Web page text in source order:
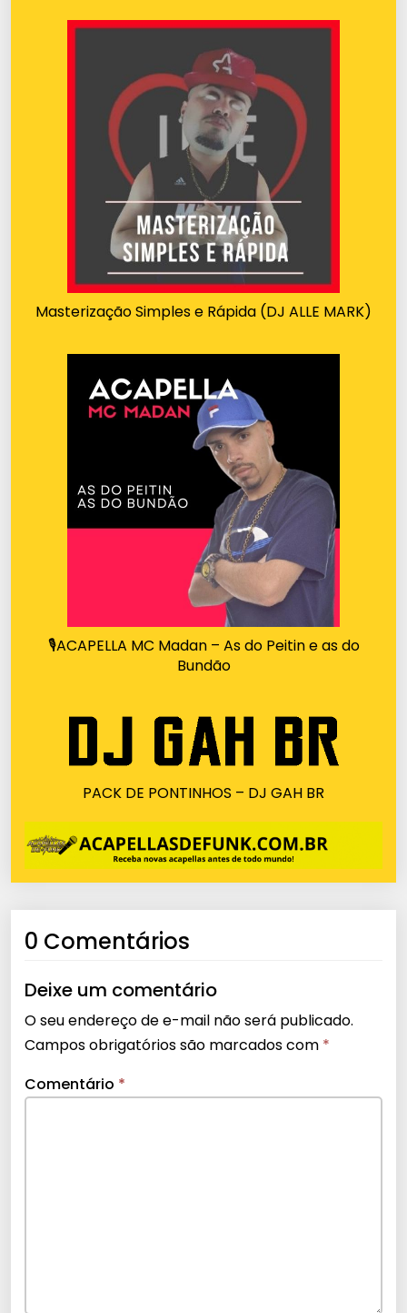
Masterização Simples e Rápida (DJ ALLE MARK)
🎙ACAPELLA MC Madan – As do Peitin e as do
Bundão
PACK DE PONTINHOS – DJ GAH BR
0 Comentários
Deixe um comentário
O seu endereço de e-mail não será publicado.
Campos obrigatórios são marcados com *
Comentário *